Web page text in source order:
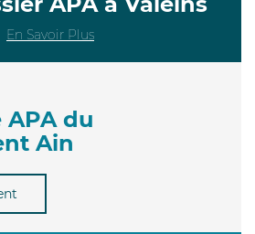
En Savoir Plus
APA du
Ain